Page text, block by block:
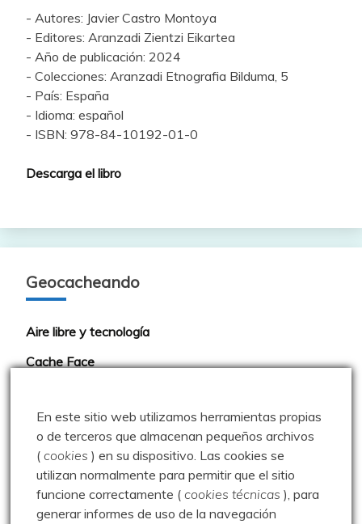
- Autores: Javier Castro Montoya
- Editores: Aranzadi Zientzi Eikartea
- Año de publicación: 2024
- Colecciones: Aranzadi Etnografia Bilduma, 5
- País: España
- Idioma: español
- ISBN: 978-84-10192-01-0
Descarga el libro
Geocacheando
Aire libre y tecnología
Cache Face
Geoardilla
Geocaching portugués
Geocaching Spain
Geocaching Valladolid
En este sitio web utilizamos herramientas propias
o de terceros que almacenan pequeños archivos
(cookies ) en su dispositivo. Las cookies se
utilizan normalmente para permitir que el sitio
funcione correctamente (cookies técnicas ), para
generar informes de uso de la navegación